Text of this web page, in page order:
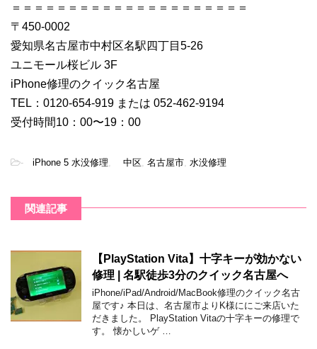
＝＝＝＝＝＝＝＝＝＝＝＝＝＝＝＝＝＝＝＝＝
〒450-0002
愛知県名古屋市中村区名駅四丁目5-26
ユニモール桜ビル 3F
iPhone修理のクイック名古屋
TEL：0120-654-919 または 052-462-9194
受付時間10：00〜19：00
- iPhone 5 水没修理 中区 名古屋市 水没修理
関連記事
【PlayStation Vita】十字キーが効かない
修理 | 名駅徒歩3分のクイック名古屋へ
iPhone/iPad/Android/MacBook修理のクイック名古
屋です♪ 本日は、名古屋市よりK様ににご来店いた
だきました。 PlayStation Vitaの十字キーの修理で
す。 懐かしいゲ …